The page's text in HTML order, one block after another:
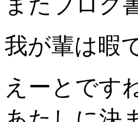
我が輩は暇
えーとです